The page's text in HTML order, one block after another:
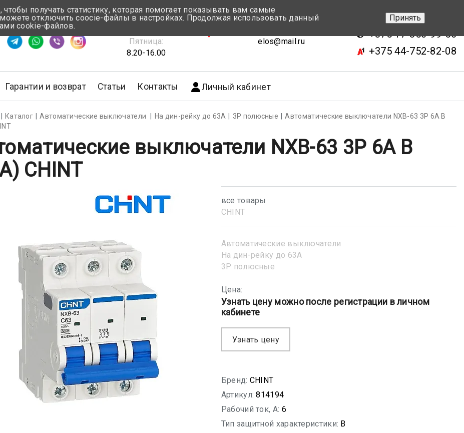
Время ответа ≈ 5 мин
Понедельник-Четверг:
Пятница:
8.20-16.00
elos@mail.ru
+375 17-343-46-70
+375 17-350-99-56
+375 44-752-82-08
Гарантии и возврат Статьи Контакты Личный кабинет
Каталог Автоматические выключатели На дин-рейку до 63А 3Р полюсные
Автоматические выключатели NXB-63 3P 6A В
выключатели NXB-63 3P 6A В
CHINT
все товары
CHINT
Автоматические выключатели
На дин-рейку до 63А
3Р полюсные
Цена:
Узнать цену можно после регистрации в личном
кабинете
Узнать цену
Бренд: CHINT
Артикул: 814194
Рабочий ток, A: 6
Тип защитной характеристики: B
получать статистику, которая помогает показывать вам самые
отключить coocie-файлы в настройках. Продолжая использовать данный
cookie-файлов.
Принять